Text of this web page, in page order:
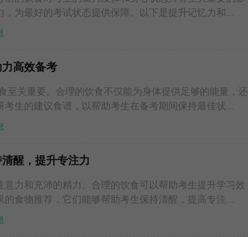
为最好的考试状态提供保障。以下是提升记忆力和...
高效备考
关重要。合理的饮食不仅能为身体提供足够的能量，还
生的建议食谱，以帮助考生在备考期间保持最佳状...
醒，提升专注力
和充沛的精力。合理的饮食可以帮助考生提升学习效
食物推荐，它们能够帮助考生保持清醒，提高专注...